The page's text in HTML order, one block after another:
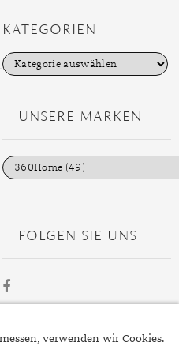
KATEGORIEN
K
a
e
n
UNSERE MARKEN
FOLGEN SIE UNS
verwenden wir Cookies.